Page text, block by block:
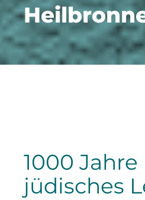
1000 Jahre
jüdisches